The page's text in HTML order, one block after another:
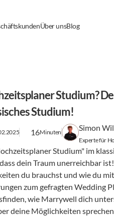
Über unsBlog
Studium?
Studium!
16Minuten Simon
Experte für
Studium" im
dein Traum unerreichbar
du brauchst und wie du
zum gefragten Wedding
wie Marrywell dich
deine Möglichkeiten